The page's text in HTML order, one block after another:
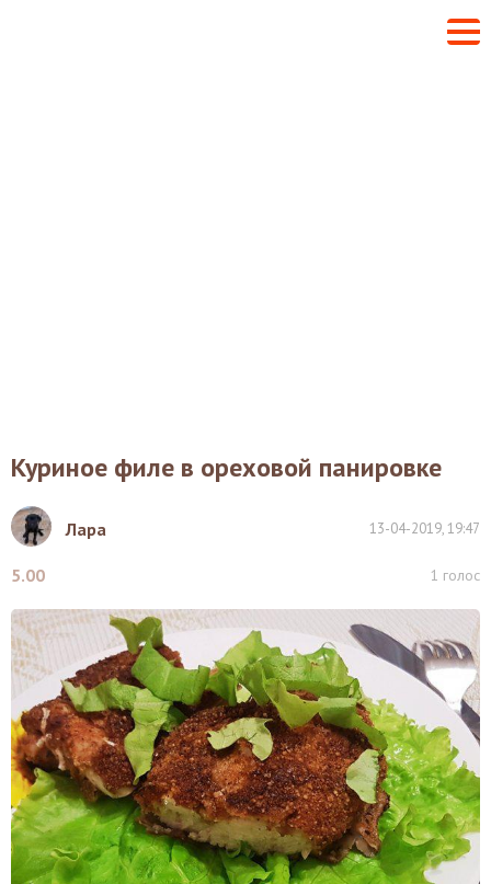
Куриное филе в ореховой панировке
Лара 13-04-2019, 19:47
5.00 1 голос